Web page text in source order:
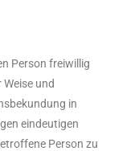
Person freiwillig
und
in
eindeutigen
Person zu